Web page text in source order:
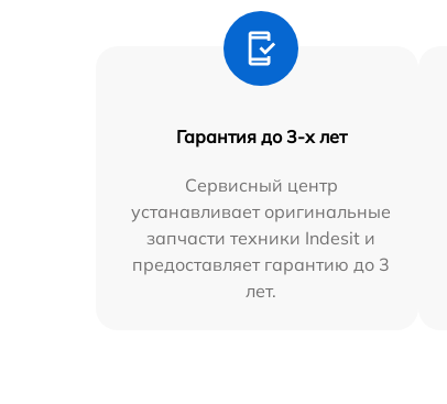
Гарантия до 3-х лет
Сервисный центр
устанавливает оригинальные
запчасти техники Indesit и
предоставляет гарантию до 3
лет.